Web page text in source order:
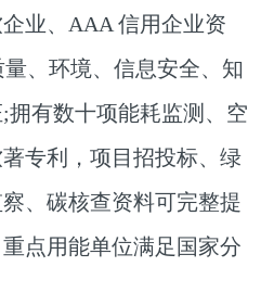
业、AAA 信用企业资
、环境、信息安全、知
拥有数十项能耗监测、空
专利，项目招投标、绿
、碳核查资料可完整提
点用能单位满足国家分